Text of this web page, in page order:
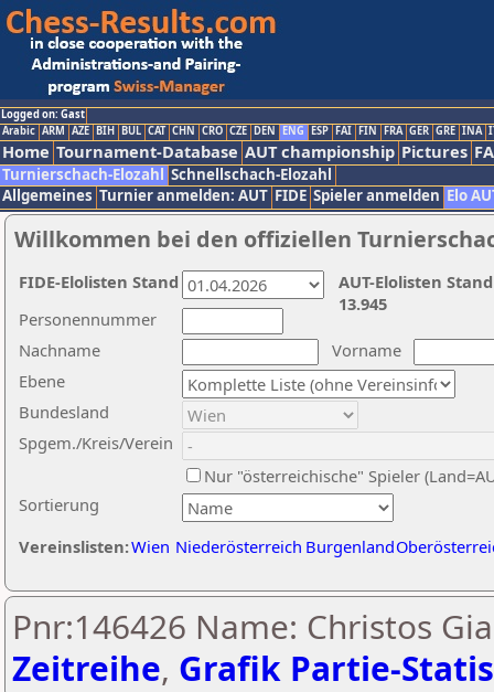
Logged on: Gast
Arabic ARM AZE BIH BUL CAT CHN CRO CZE DEN ENG ESP FAI FIN FRA GER GRE INA
Home Tournament-Database AUT championship Pictures
Turnierschach-Elozahl Schnellschach-Elozahl
Allgemeines Turnier anmelden: AUT FIDE Spieler anmelden Elo
Willkommen bei den offiziellen
Nachname
Vorname
Ebene
Sortierung
Personennummer
Bundesland
Spgem./Kreis/Verein
Nur "österreichische" Spieler
Vereinslisten:Wien Niederösterreich Burgenland
AUT-Elolisten
13.945
FIDE-Elolisten Stand
Pnr:146426 Name: Christos
Zeitreihe, Grafik Partie-